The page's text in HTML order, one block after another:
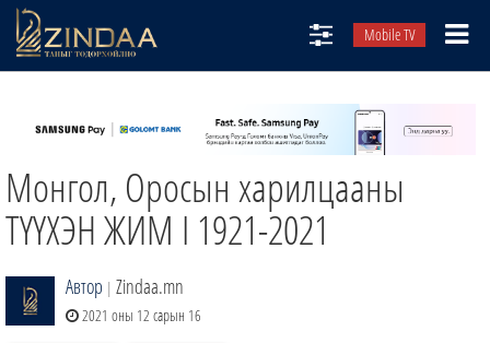
Mobile TV
ТВ8
ӨГЛӨӨНИЙ СОНИН
АУДИО ЗОХИОЛ
Монгол, Оросын харилцааны
ТҮҮХЭН ЖИМ I 1921-2021
Автор | Zindaa.mn
2021 оны 12 сарын 16